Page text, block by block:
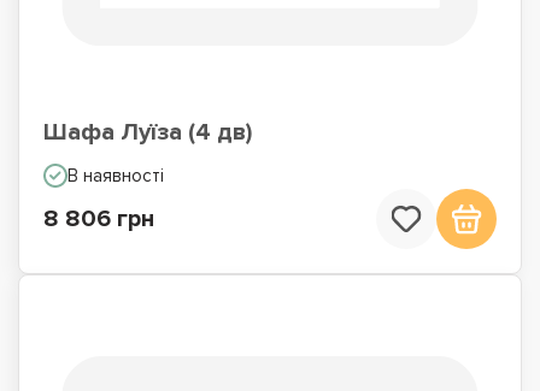
Шафа Луїза (4 дв)
В наявності
8 806 грн